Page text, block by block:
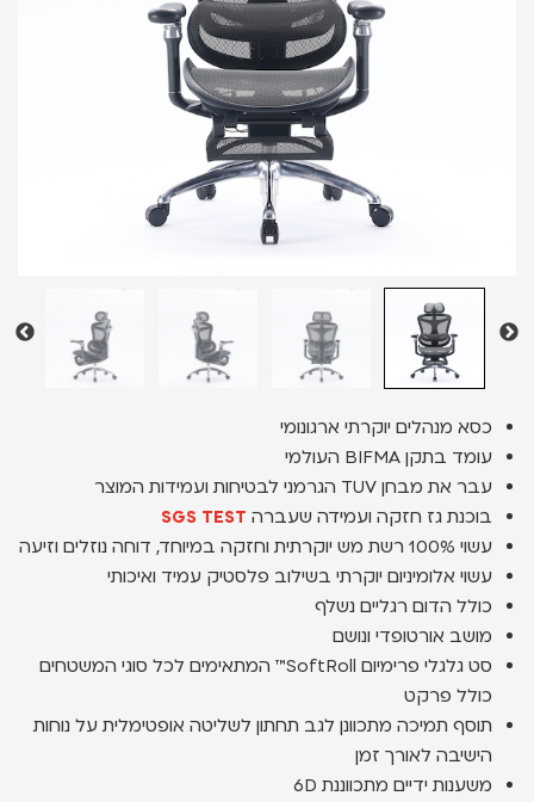
כסא מנהלים יוקרתי ארגונומי
עומד בתקן BIFMA העולמי
עבר את מבחן TUV הגרמני לבטיחות ועמידות המוצר
בוכנת גז חזקה ועמידה שעברה SGS TEST
עשוי 100% רשת מש יוקרתית וחזקה במיוחד, דוחה נוזלים וזיעה
עשוי אלומיניום יוקרתי בשילוב פלסטיק עמיד ואיכותי
כולל הדום רגליים נשלף
מושב אורטופדי ונושם
סט גלגלי פרימיום SoftRoll™ המתאימים לכל סוגי המשטחים
כולל פרקט
תוסף תמיכה מתכוונן לגב תחתון לשליטה אופטימלית על נוחות
הישיבה לאורך זמן
משענות ידיים מתכווננת 6D